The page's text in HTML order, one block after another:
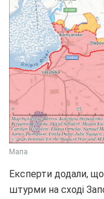
Мапа
Експерти додали,
штурми на сході